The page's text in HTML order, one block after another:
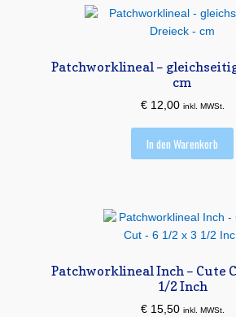
Patchworklineal –
cm
€12,00 inkl. MWSt.
In den Warenkorb
Patchworklineal Inch – Cute
1/2 Inch
€15,50 inkl. MWSt.